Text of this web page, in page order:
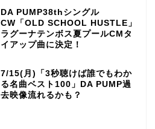
DA PUMP38thシングル
CW「OLD SCHOOL HUSTLE」
ラグーナテンボス夏プールCMタ
イアップ曲に決定！
7/15(月)「3秒聴けば誰でもわか
る名曲ベスト100」DA PUMP過
去映像流れるかも？